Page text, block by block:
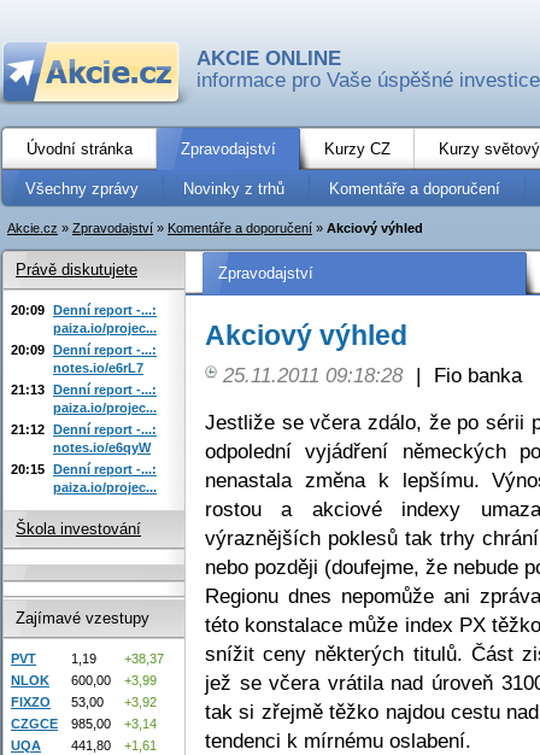
AKCIE ONLINE
informace pro Vaše úspěšné investice
Úvodní stránka Zpravodajství Kurzy CZ Kurzy
Všechny zprávy Novinky z trhů Komentáře a doporučení
Akcie.cz » Zpravodajství » Komentáře a doporučení » Akciový výhled
Zpravodajství
Akciový výhled
25.11.2011 09:18:28 |
Fio banka
Jestliže se včera zdálo, že po sérii
odpolední vyjádření německých
nenastala změna k lepšímu.
rostou a akciové indexy
výraznějších poklesů tak trhy
nebo později (doufejme, že nebude
Regionu dnes nepomůže ani
této konstalace může index PX
snížit ceny některých titulů. Část
jež se včera vrátila nad úroveň
tak si zřejmě těžko najdou cestu
tendenci k mírnému oslabení.
Právě diskutujete
20:09 Denní report -...:
paiza.io/projec...
20:09 Denní report -...:
notes.io/e6rL7
21:13 Denní report -...:
paiza.io/projec...
21:12 Denní report -...:
notes.io/e6qyW
20:15 Denní report -...:
paiza.io/projec...
Škola investování
Zajímavé vzestupy
PVT 1,19
+38,37
NLOK
600,00
+3,99
FIXZO
53,00
+3,92
CZGCE
985,00
+3,14
UQA
441,80 +1,61